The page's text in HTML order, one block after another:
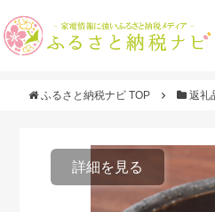
ふるさと納税ナビ TOP 返礼
詳細を見る